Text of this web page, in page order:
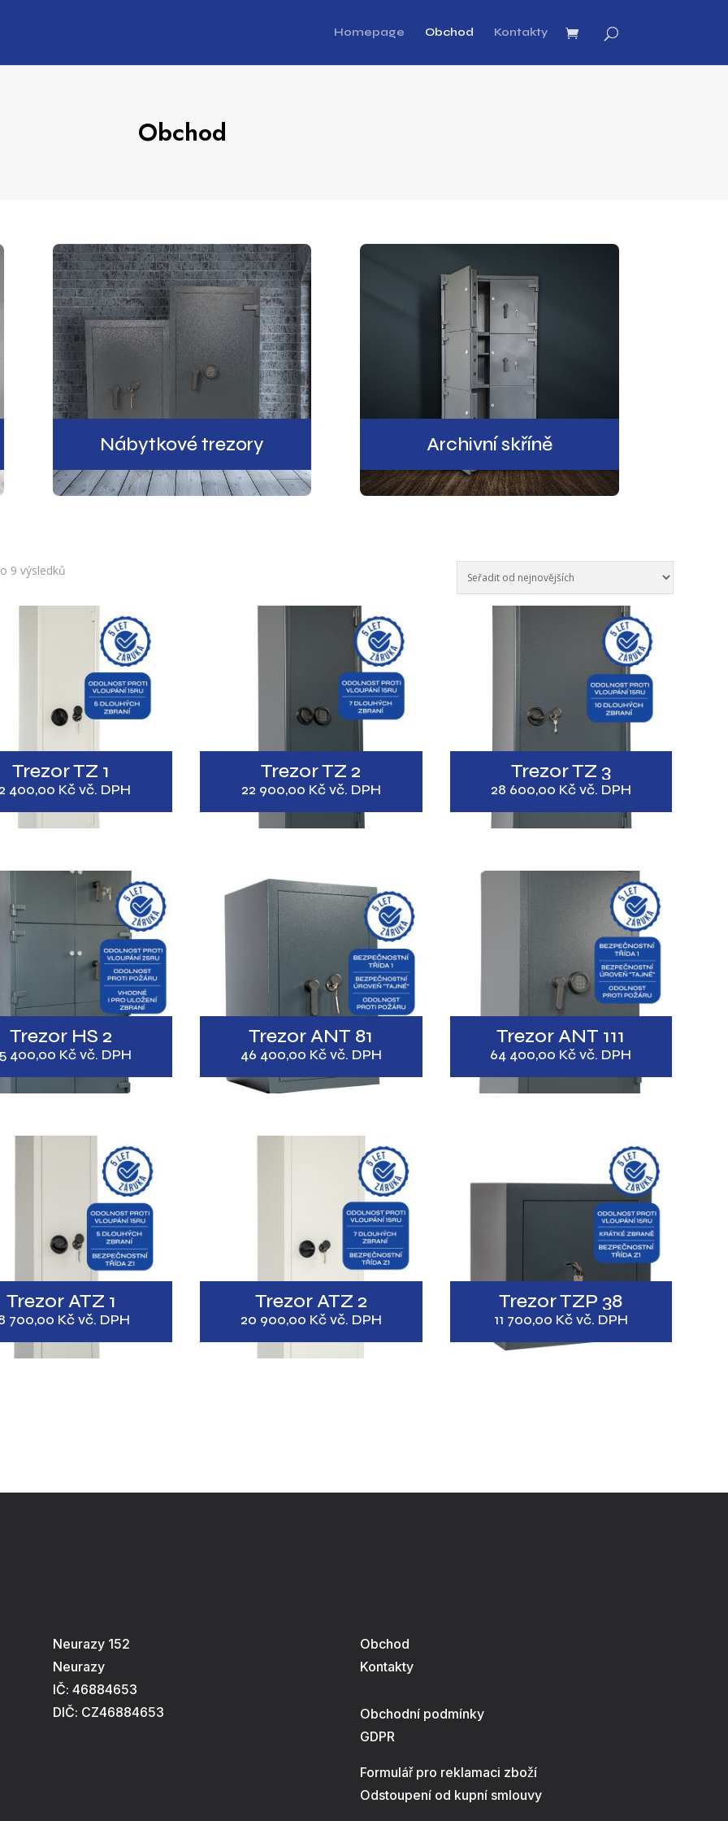
Homepage Obchod Kontakty
Obchod
Nábytkové trezory Archivní skříně
9 výsledků
nejnovějších
Trezor TZ 1
400,00 Kčvč. DPH
Trezor TZ 2
22 900,00 Kčvč. DPH
Trezor TZ 3
28 600,00 Kčvč. DPH
Trezor HS 2
400,00 Kčvč. DPH
Trezor ANT 81
46 400,00 Kčvč. DPH
Trezor ANT 111
64 400,00 Kč vč. DPH
Trezor ATZ 1
700,00 Kč vč. DPH
Trezor ATZ 2
20 900,00 Kčvč. DPH
Trezor TZP 38
11 700,00 Kčvč. DPH
Neurazy 152
Neurazy
IČ: 46884653
DIČ: CZ46884653
Obchod
Kontakty
Obchodní podmínky
GDPR
Formulář pro reklamaci zboží
Odstoupení od kupní smlouvy